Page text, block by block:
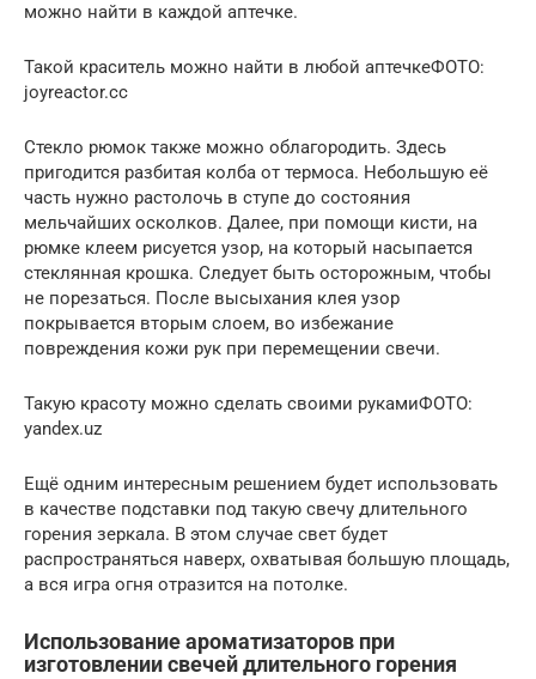
можно найти в каждой аптечке.
Такой краситель можно найти в любой аптечкеФОТО:
joyreactor.cc
Стекло рюмок также можно облагородить. Здесь
пригодится разбитая колба от термоса. Небольшую её
часть нужно растолочь в ступе до состояния
мельчайших осколков. Далее, при помощи кисти, на
рюмке клеем рисуется узор, на который насыпается
стеклянная крошка. Следует быть осторожным, чтобы
не порезаться. После высыхания клея узор
покрывается вторым слоем, во избежание
повреждения кожи рук при перемещении свечи.
Такую красоту можно сделать своими рукамиФОТО:
yandex.uz
Ещё одним интересным решением будет использовать
в качестве подставки под такую свечу длительного
горения зеркала. В этом случае свет будет
распространяться наверх, охватывая большую площадь,
а вся игра огня отразится на потолке.
Использование ароматизаторов при
изготовлении свечей длительного горения